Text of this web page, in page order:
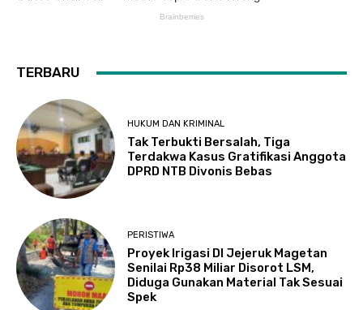
TERBARU
HUKUM DAN KRIMINAL
Tak Terbukti Bersalah, Tiga
Terdakwa Kasus Gratifikasi Anggota
DPRD NTB Divonis Bebas
PERISTIWA
Proyek Irigasi DI Jejeruk Magetan
Senilai Rp38 Miliar Disorot LSM,
Diduga Gunakan Material Tak Sesuai
Spek